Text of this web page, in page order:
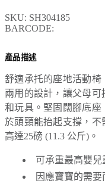
SKU: SH304185
BARCODE:
產品描述
舒適承托的座地活動椅
兩用的設計，讓父母
和玩具。堅固闊腳底座
於頭頸能抬起支撐，不
高達25磅 (11.3 公斤)。
可承重最高嬰兒
因應寶寶的需